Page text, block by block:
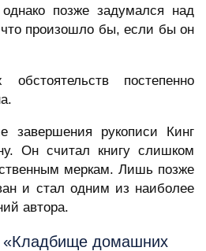
однако позже задумался над
произошло бы, если бы он
постепенно
завершения рукописи Кинг
Он считал книгу слишком
меркам. Лишь позже
и стал одним из наиболее
автора.
домашних